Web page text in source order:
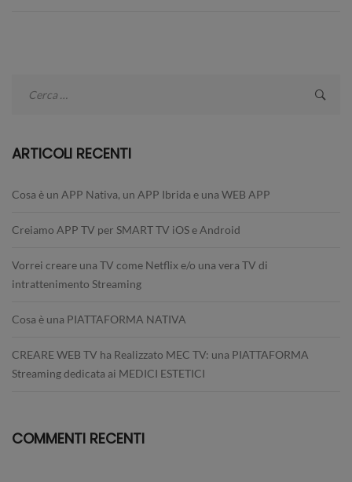
ARTICOLI RECENTI
Cosa è un APP Nativa, un APP Ibrida e una WEB APP
Creiamo APP TV per SMART TV iOS e Android
Vorrei creare una TV come Netflix e/o una vera TV di
intrattenimento Streaming
Cosa è una PIATTAFORMA NATIVA
CREARE WEB TV ha Realizzato MEC TV: una PIATTAFORMA
Streaming dedicata ai MEDICI ESTETICI
COMMENTI RECENTI